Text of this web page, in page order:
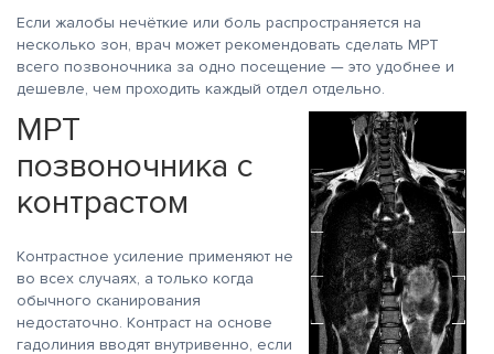
Если жалобы нечёткие или боль распространяется на
несколько зон, врач может рекомендовать сделать МРТ
всего позвоночника за одно посещение — это удобнее и
дешевле, чем проходить каждый отдел отдельно.
МРТ
позвоночника с
контрастом
Контрастное усиление применяют не
во всех случаях, а только когда
обычного сканирования
недостаточно. Контраст на основе
гадолиния вводят внутривенно, если